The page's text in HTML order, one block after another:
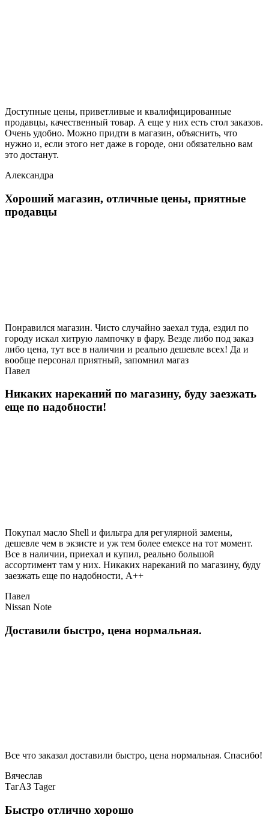
Доступные цены, приветливые и квалифицированные
продавцы, качественный товар. А еще у них есть стол заказов.
Очень удобно. Можно придти в магазин, объяснить, что
нужно и, если этого нет даже в городе, они обязательно вам
это достанут.
Александра
Хороший магазин, отличные цены, приятные
продавцы
Понравился магазин. Чисто случайно заехал туда, ездил по
городу искал хитрую лампочку в фару. Везде либо под заказ
либо цена, тут все в наличии и реально дешевле всех! Да и
вообще персонал приятный, запомнил магаз
Павел
Никаких нареканий по магазину, буду заезжать
еще по надобности!
Покупал масло Shell и фильтра для регулярной замены,
дешевле чем в экзисте и уж тем более емексе на тот момент.
Все в наличии, приехал и купил, реально большой
ассортимент там у них. Никаких нареканий по магазину, буду
заезжать еще по надобности, A++
Павел
Nissan Note
Доставили быстро, цена нормальная.
Все что заказал доставили быстро, цена нормальная. Спасибо!
Вячеслав
ТагАЗ Tager
Быстро отлично хорошо